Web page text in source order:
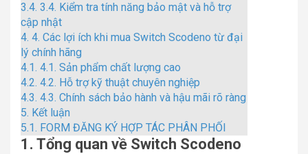
3.4. 3.4. Kiểm tra tính năng bảo mật và hỗ trợ
cập nhật
4. 4. Các lợi ích khi mua Switch Scodeno từ đại
lý chính hãng
4.1. 4.1. Sản phẩm chất lượng cao
4.2. 4.2. Hỗ trợ kỹ thuật chuyên nghiệp
4.3. 4.3. Chính sách bảo hành và hậu mãi rõ ràng
5. Kết luận
5.1. FORM ĐĂNG KÝ HỢP TÁC PHÂN PHỐI
1. Tổng quan về Switch Scodeno